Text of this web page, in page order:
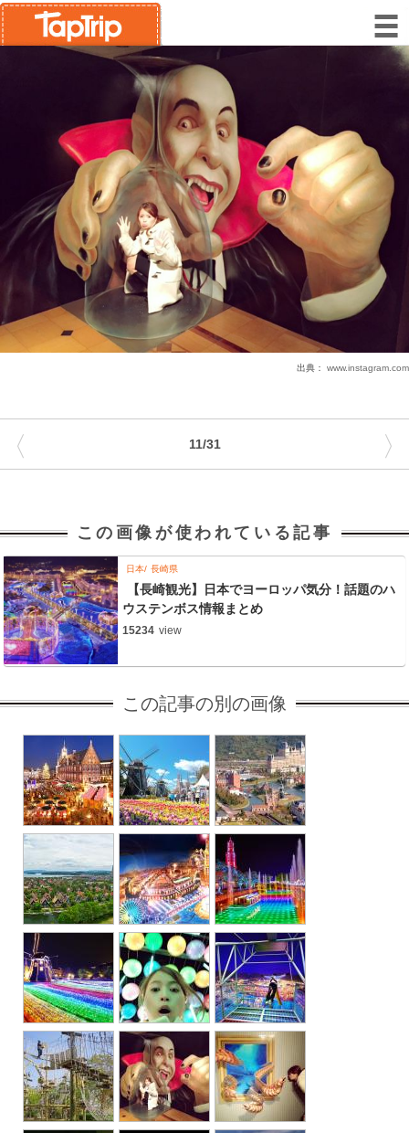
出典： www.instagram.com
11/31
〈 〉
この画像が使われている記事
日本 長崎県
【長崎観光】日本でヨーロッパ気分！話題のハ
ウステンボス情報まとめ
15234 view
この記事の別の画像